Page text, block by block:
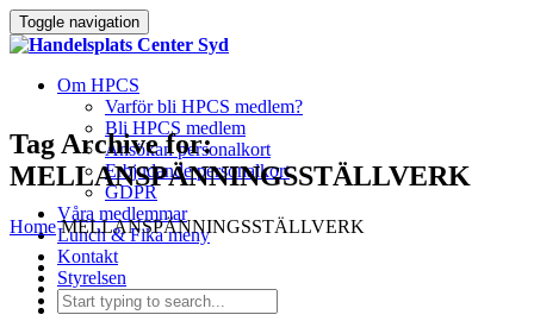
Toggle navigation
Om HPCS
Varför bli HPCS medlem?
Bli HPCS medlem
Ansökan personalkort
Erbjudande personalkort
GDPR
Våra medlemmar
Lunch & Fika meny
Kontakt
Styrelsen
Tag Archive for:
MELLANSPÄNNINGSSTÄLLVERK
Home MELLANSPÄNNINGSSTÄLLVERK